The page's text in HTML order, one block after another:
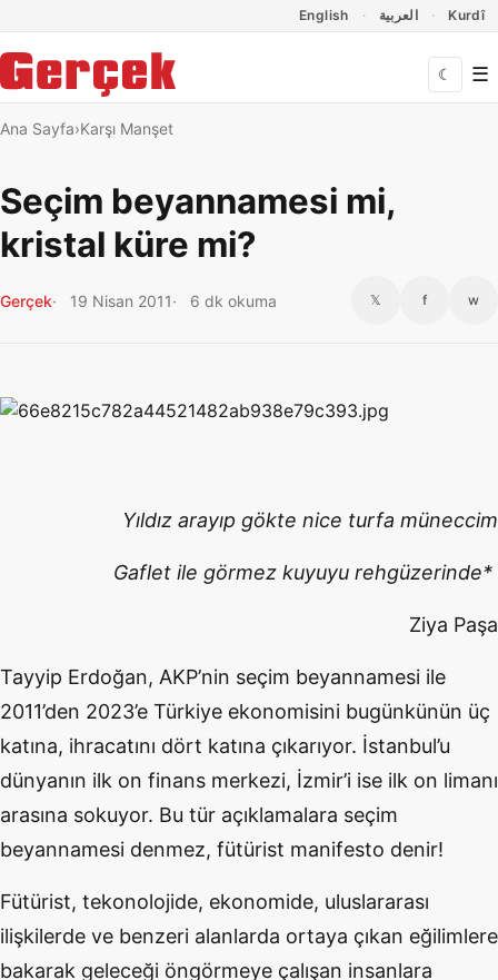
English العربية Kurdî
☾ ☰
Ana Sayfa Karşı Manşet
Seçim beyannamesi mi,
kristal küre mi?
Gerçek 19 Nisan 2011 6 dk okuma 𝕏 f w
Yıldız arayıp gökte nice turfa müneccim
Gaflet ile görmez kuyuyu rehgüzerinde*
Ziya Paşa
Tayyip Erdoğan, AKP’nin seçim beyannamesi ile
2011’den 2023’e Türkiye ekonomisini bugünkünün üç
katına, ihracatını dört katına çıkarıyor. İstanbul’u
dünyanın ilk on finans merkezi, İzmir’i ise ilk on limanı
arasına sokuyor. Bu tür açıklamalara seçim
beyannamesi denmez, fütürist manifesto denir!
Fütürist, tekonolojide, ekonomide, uluslararası
ilişkilerde ve benzeri alanlarda ortaya çıkan eğilimlere
bakarak geleceği öngörmeye çalışan insanlara